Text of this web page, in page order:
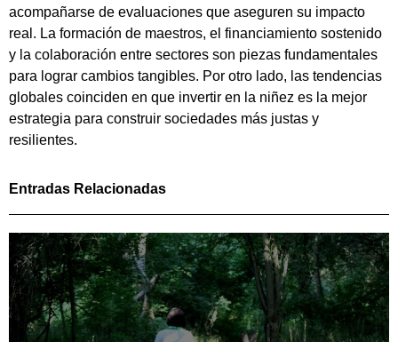
acompañarse de evaluaciones que aseguren su impacto
real. La formación de maestros, el financiamiento sostenido
y la colaboración entre sectores son piezas fundamentales
para lograr cambios tangibles. Por otro lado, las tendencias
globales coinciden en que invertir en la niñez es la mejor
estrategia para construir sociedades más justas y
resilientes.
Entradas Relacionadas